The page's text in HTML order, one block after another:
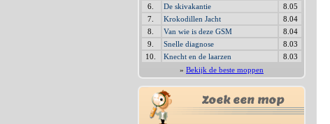
6.
De skivakantie
8.05
7.
Krokodillen Jacht
8.04
8.
Van wie is deze GSM
8.04
9.
Snelle diagnose
8.03
10.
Knecht en de laarzen
8.03
» Bekijk de beste moppen
Zoek een mop